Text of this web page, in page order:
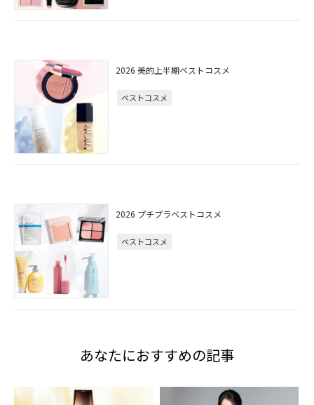
2026 美的上半期ベストコスメ
ベストコスメ
2026 プチプラベストコスメ
ベストコスメ
あなたにおすすめの記事